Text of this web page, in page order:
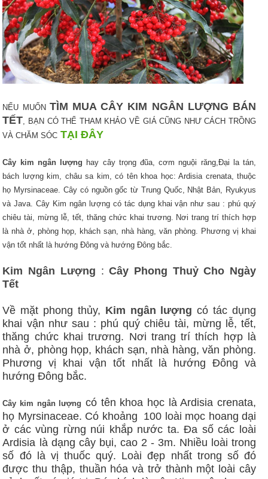
NẾU MUỐN TÌM MUA CÂY KIM NGÂN LƯỢNG BÁN
TẾT , BẠN CÓ THỂ THAM KHẢO VỀ GIÁ CŨNG NHƯ CÁCH TRỒNG
VÀ CHĂM SÓC TẠI ĐÂY
Cây kim ngân lượng hay cây trọng đũa, cơm nguội răng,Đại la tán,
bách lượng kim, châu sa kim, có tên khoa học: Ardisia crenata, thuộc
họ Myrsinaceae. Cây có nguồn gốc từ Trung Quốc, Nhật Bản, Ryukyus
và Java. Cây Kim ngân lượng có tác dụng khai vận như sau : phú quý
chiêu tài, mừng lễ, tết, thăng chức khai trương. Nơi trang trí thích hợp
là nhà ở, phòng họp, khách sạn, nhà hàng, văn phòng. Phương vị khai
vận tốt nhất là hướng Đông và hướng Đông bắc.
Kim Ngân Lượng :Cây Phong Thuỷ Cho Ngày
Tết
Về mặt phong thủy, Kim ngân lượng có tác dụng
khai vận như sau : phú quý chiêu tài, mừng lễ, tết,
thăng chức khai trương. Nơi trang trí thích hợp là
nhà ở, phòng họp, khách sạn, nhà hàng, văn phòng.
Phương vị khai vận tốt nhất là hướng Đông và
hướng Đông bắc.
Cây kim ngân lượng có tên khoa học là Ardisia crenata,
họ Myrsinaceae. Có khoảng 100 loài mọc hoang dại
ở các vùng rừng núi khắp nước ta. Đa số các loài
Ardisia là dạng cây bụi, cao 2 - 3m. Nhiều loài trong
số đó là vị thuốc quý. Loài đẹp nhất trong số đó
được thu thập, thuần hóa và trở thành một loài cây